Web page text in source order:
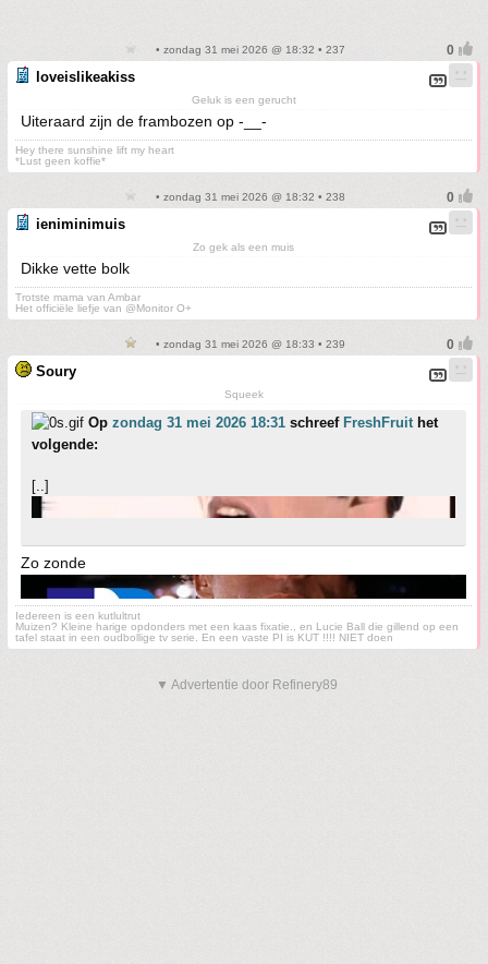
• zondag 31 mei 2026 @ 18:32 • 237
loveislikeakiss
Geluk is een gerucht
Uiteraard zijn de frambozen op -__-
Hey there sunshine lift my heart
*Lust geen koffie*
• zondag 31 mei 2026 @ 18:32 • 238
ieniminimuis
Zo gek als een muis
Dikke vette bolk
Trotste mama van Ambar
Het officiële liefje van @Monitor O+
• zondag 31 mei 2026 @ 18:33 • 239
Soury
Squeek
Op zondag 31 mei 2026 18:31 schreef FreshFruithet
volgende:
[..]
Zo zonde
Iedereen is een kutlultrut
Muizen? Kleine harige opdonders met een kaas fixatie., en Lucie Ball die gillend op een
tafel staat in een oudbollige tv serie. En een vaste PI is KUT !!!! NIET doen
▼ Advertentie door Refinery89